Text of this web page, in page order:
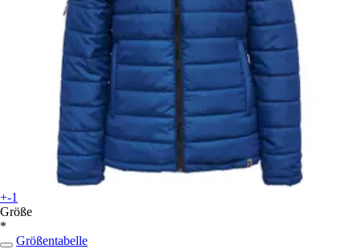
+-1
Größe
*
Größentabelle